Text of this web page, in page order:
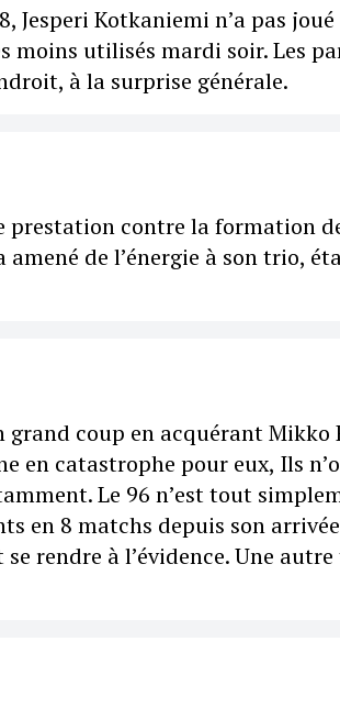
Jesperi Kotkaniemi n’a pas
moins utilisés mardi soir. Les
à la surprise générale.
contre la formation
de l’énergie à son trio,
coup en acquérant Mikko
en catastrophe pour eux, Ils
Le 96 n’est tout
en 8 matchs depuis son
rendre à l’évidence. Une